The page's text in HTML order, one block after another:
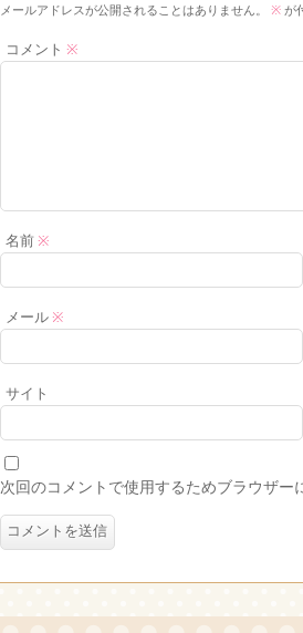
メールアドレスが公開されることはありません。 ※ が
コメント ※
名前※
メール※
サイト
次回のコメントで使用するためブラウザー